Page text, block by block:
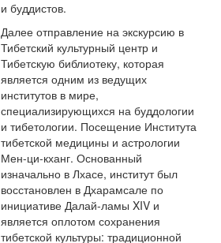
и буддистов.
Далее отправление на экскурсию в
Тибетский культурный центр и
Тибетскую библиотеку, которая
является одним из ведущих
институтов в мире,
специализирующихся на буддологии
и тибетологии. Посещение Института
тибетской медицины и астрологии
Мен-ци-кханг. Основанный
изначально в Лхасе, институт был
восстановлен в Дхарамсале по
инициативе Далай-ламы XIV и
является оплотом сохранения
тибетской культуры: традиционной